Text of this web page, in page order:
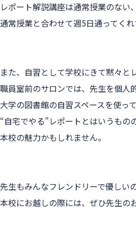
レポート解説講座は通常授業のな
通常授業と合わせて週5日通ってく
また、自習として学校にきて黙々と
職員室前のサロンでは、先生を個人
大学の図書館の自習スペースを使っ
“自宅でやる”レポートとはいうもの
本校の魅力かもしれません。
先生もみんなフレンドリーで優しい
本校にお越しの際には、ぜひ先生の